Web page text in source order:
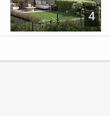
4